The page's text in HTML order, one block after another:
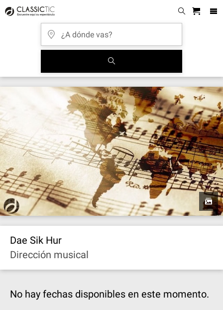
Dae Sik Hur
Dirección musical
No hay fechas disponibles en este momento.